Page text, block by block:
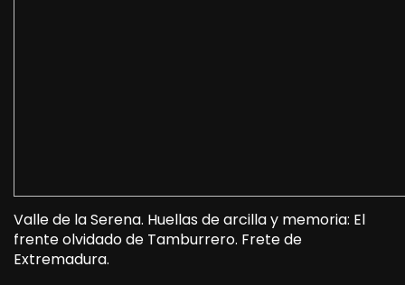
Valle de la Serena. Huellas de arcilla y memoria: El
frente olvidado de Tamburrero. Frete de
Extremadura.